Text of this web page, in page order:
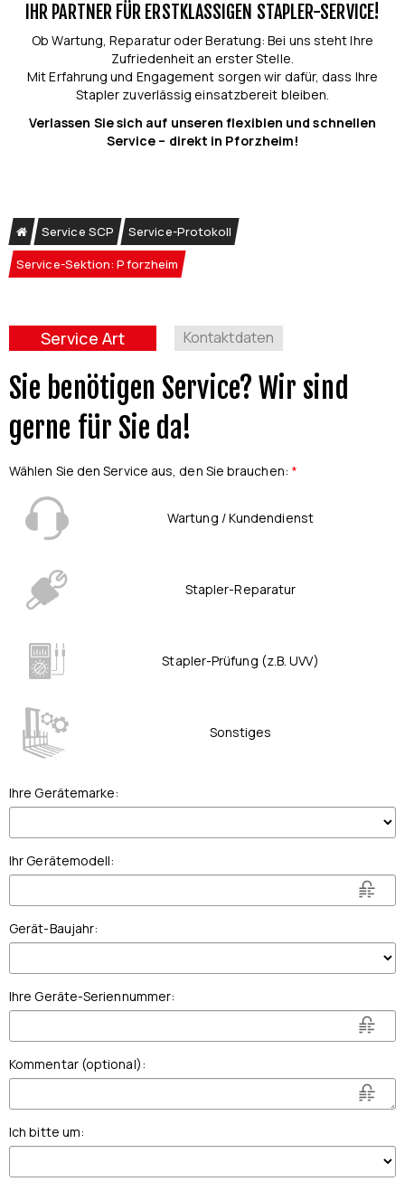
IHR PARTNER FÜR ERSTKLASSIGEN STAPLER-SERVICE!
Ob Wartung, Reparatur oder Beratung: Bei uns steht Ihre
Zufriedenheit an erster Stelle.
Mit Erfahrung und Engagement sorgen wir dafür, dass Ihre
Stapler zuverlässig einsatzbereit bleiben.
Verlassen Sie sich auf unseren flexiblen und schnellen
Service – direkt in Pforzheim!
Service SCP
Service-Protokoll
Service-Sektion: Pforzheim
Service Art Kontaktdaten
Sie benötigen Service? Wir sind
gerne für Sie da!
Wählen Sie den Service aus, den Sie brauchen: *
Wartung / Kundendienst
Stapler-Reparatur
Stapler-Prüfung (z.B. UVV)
Sonstiges
Ihre Gerätemarke:
Ihr Gerätemodell:
Gerät-Baujahr:
Ihre Geräte-Seriennummer:
Kommentar (optional):
Ich bitte um: